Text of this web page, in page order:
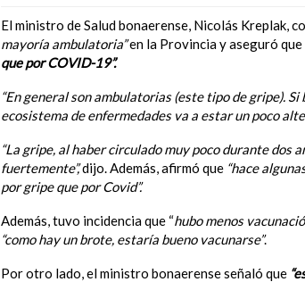
El ministro de Salud bonaerense, Nicolás Kreplak,
mayoría ambulatoria”en la Provincia y aseguró que
que por COVID-19”.
“En general son ambulatorias (este tipo de gripe).
ecosistema de enfermedades va a estar un poco
“La gripe, al haber circulado muy poco durante dos
fuertemente”,dijo. Además, afirmó que “hace
por gripe que por Covid”.
Además, tuvo incidencia que “hubo menos
“como hay un brote, estaría bueno vacunarse”.
Por otro lado, el ministro bonaerense señaló que